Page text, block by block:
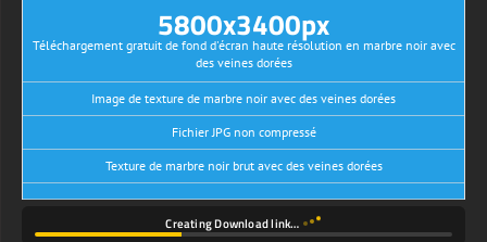
5800x3400px
Téléchargement gratuit de fond d'écran haute résolution en marbre noir avec
des veines dorées
Image de texture de marbre noir avec des veines dorées
Fichier JPG non compressé
Texture de marbre noir brut avec des veines dorées
Creating Download link…